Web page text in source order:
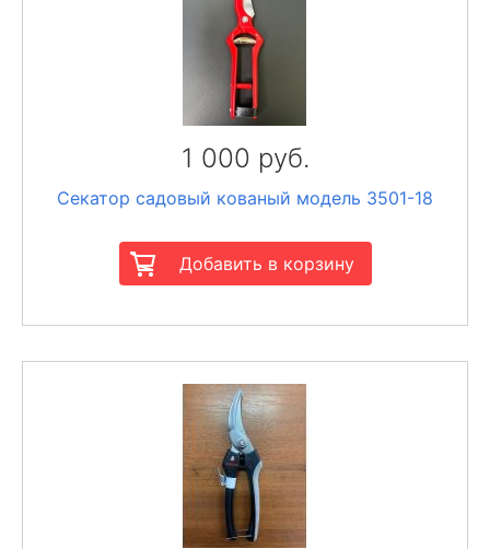
1 000 руб.
Секатор садовый кованый модель 3501-18